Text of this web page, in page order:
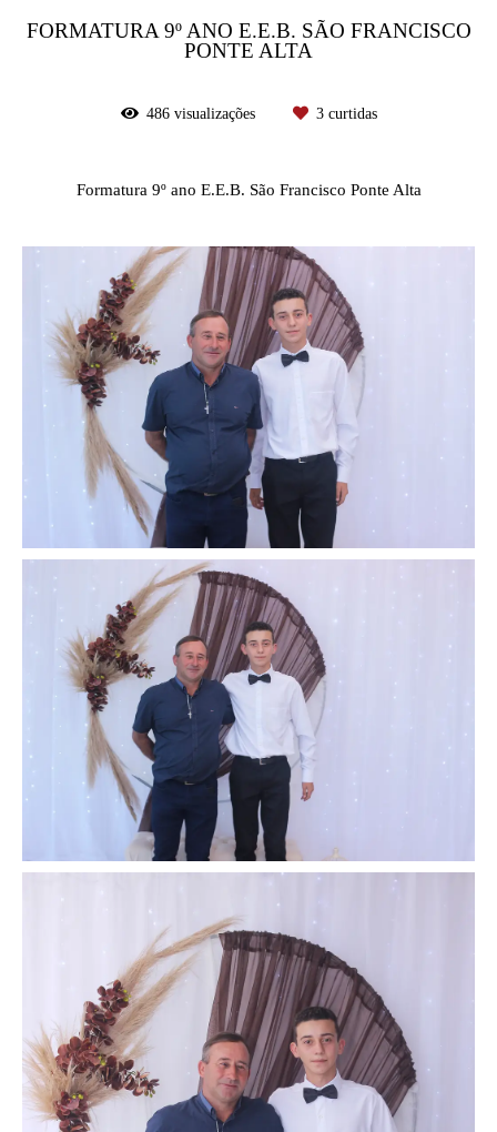
FORMATURA 9º ANO E.E.B. SÃO FRANCISCO
PONTE ALTA
486visualizações 3curtidas
Formatura 9º ano E.E.B. São Francisco Ponte Alta